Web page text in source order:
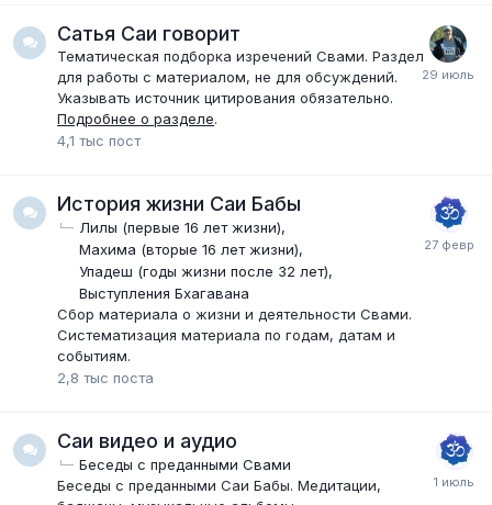
Сатья Саи говорит
Тематическая подборка изречений Свами. Раздел
для работы с материалом, не для обсуждений.
Указывать источник цитирования обязательно.
Подробнее о разделе.
4,1 тыс пост
История жизни Саи Бабы
Лилы (первые 16 лет жизни)
Махима (вторые 16 лет жизни)
Упадеш (годы жизни после 32 лет)
Выступления Бхагавана
Сбор материала о жизни и деятельности Свами.
Систематизация материала по годам, датам и
событиям.
2,8 тыс поста
Саи видео и аудио
Беседы с преданными Свами
Беседы с преданными Саи Бабы. Медитации,